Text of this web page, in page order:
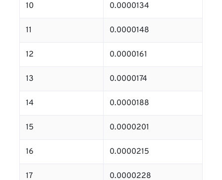
10 0.0000134
11 0.0000148
12 0.0000161
13 0.0000174
14 0.0000188
15 0.0000201
16 0.0000215
17 0.0000228